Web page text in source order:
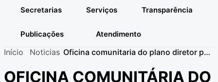
Secretarias Serviços Transparência
Publicações Atendimento
Início Noticias Oficina comunitaria do plano diretor participativo
OFICINA COMUNITÁRIA DO